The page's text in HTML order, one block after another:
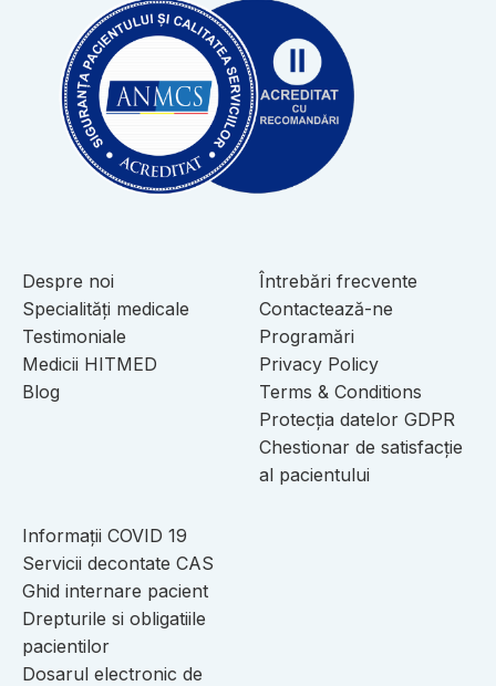
Despre noi
Specialități medicale
Testimoniale
Medicii HITMED
Blog
Întrebări frecvente
Contactează-ne
Programări
Privacy Policy
Terms & Conditions
Protecția datelor GDPR
Chestionar de satisfacție
al pacientului
Informații COVID 19
Servicii decontate CAS
Ghid internare pacient
Drepturile si obligatiile
pacientilor
Dosarul electronic de